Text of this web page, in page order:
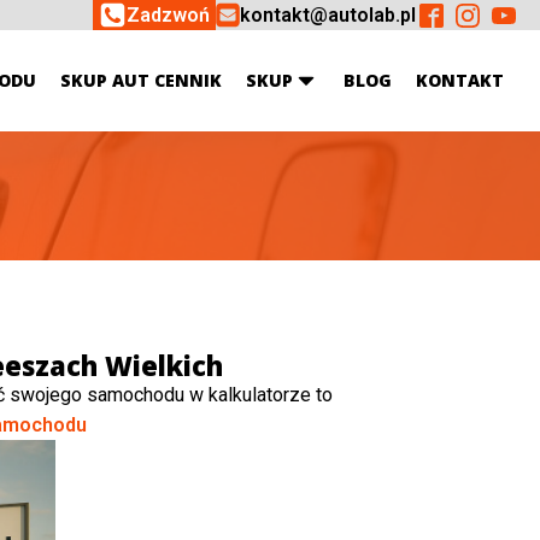
Zadzwoń kontakt@autolab.pl
SKUP AUT CENNIK SKUP BLOG KONTAKT
Wielkich
samochodu w kalkulatorze to